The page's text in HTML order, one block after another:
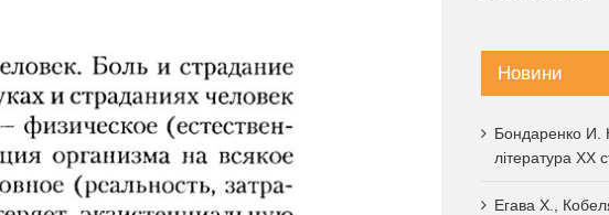
Новини
Бондаренко И.
література XX
Егава Х.,